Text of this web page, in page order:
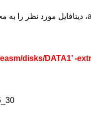
disks/DATA1’ -